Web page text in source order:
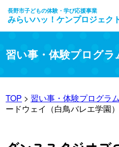
長野市子どもの体験・学び応援事業
みらいハッ！ケンプロジェク
習い事・体験プログラ
TOP > 習い事・体験プログラ
ードウェイ（白鳥バレエ学園）